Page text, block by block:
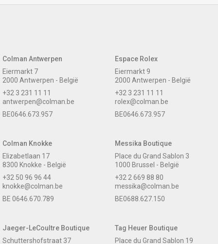
Colman Antwerpen
Eiermarkt 7
2000 Antwerpen - België
+32 3 231 11 11
antwerpen@colman.be
BE0646.673.957
Espace Rolex
Eiermarkt 9
2000 Antwerpen - België
+32 3 231 11 11
rolex@colman.be
BE0646.673.957
Colman Knokke
Elizabetlaan 17
8300 Knokke - België
+32 50 96 96 44
knokke@colman.be
BE 0646.670.789
Messika Boutique
Place du Grand Sablon 3
1000 Brussel - België
+32 2 669 88 80
messika@colman.be
BE0688.627.150
Jaeger-LeCoultre Boutique
Schuttershofstraat 37
Tag Heuer Boutique
Place du Grand Sablon 19